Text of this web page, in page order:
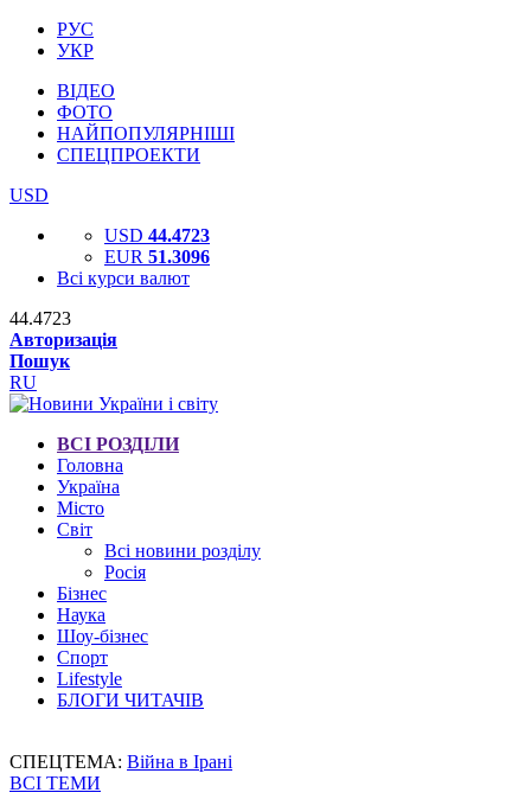
РУС
УКР
ВІДЕО
ФОТО
НАЙПОПУЛЯРНІШІ
СПЕЦПРОЕКТИ
USD
USD 44.4723
EUR 51.3096
Всі курси валют
44.4723
Авторизація
Пошук
RU
ВСІ РОЗДІЛИ
Головна
Україна
Місто
Світ
Всі новини розділу
Росія
Бізнес
Наука
Шоу-бізнес
Спорт
Lifestyle
БЛОГИ ЧИТАЧІВ
СПЕЦТЕМА: Війна в Ірані
ВСІ ТЕМИ